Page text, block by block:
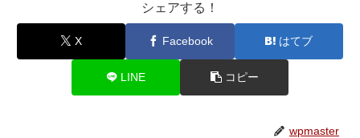
シェアする！
X Facebook はてブ
LINE コピー
wpmaster